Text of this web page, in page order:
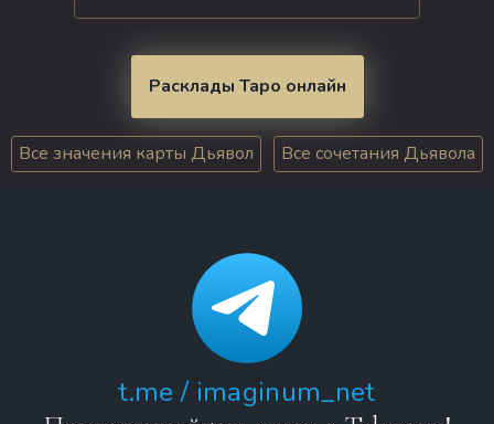
Расклады Таро онлайн
Все значения карты Дьявол Все сочетания Дьявола
t.me / imaginum_net